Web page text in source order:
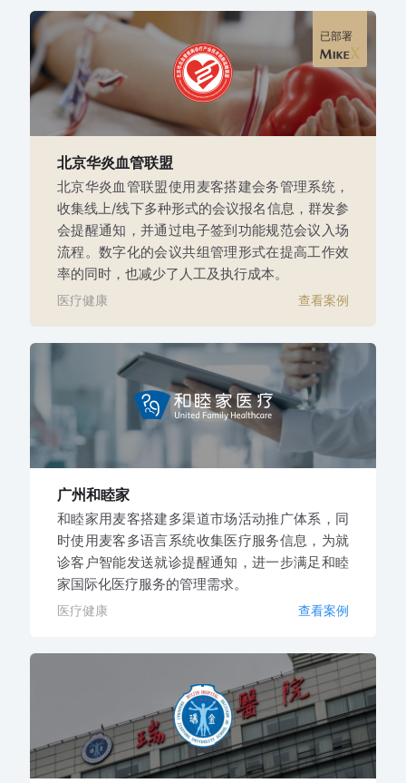
已部署
北京华炎血管联盟
北京华炎血管联盟使用麦客搭建会务管理系统，
收集线上/线下多种形式的会议报名信息，群发参
会提醒通知，并通过电子签到功能规范会议入场
流程。数字化的会议共组管理形式在提高工作效
率的同时，也减少了人工及执行成本。
医疗健康 查看案例
广州和睦家
和睦家用麦客搭建多渠道市场活动推广体系，同
时使用麦客多语言系统收集医疗服务信息，为就
诊客户智能发送就诊提醒通知，进一步满足和睦
家国际化医疗服务的管理需求。
医疗健康 查看案例